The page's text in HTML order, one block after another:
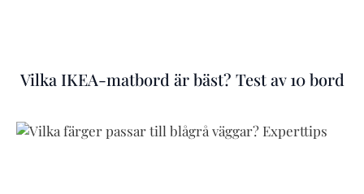
Vilka IKEA-matbord är bäst? Test av 10 bord